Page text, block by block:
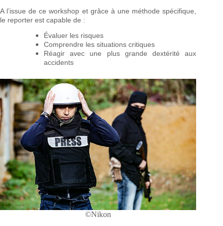
A l’issue de ce workshop et grâce à une méthode spécifique,
le reporter est capable de :
Évaluer les risques
Comprendre les situations critiques
Réagir avec une plus grande dextérité aux
accidents
©Nikon